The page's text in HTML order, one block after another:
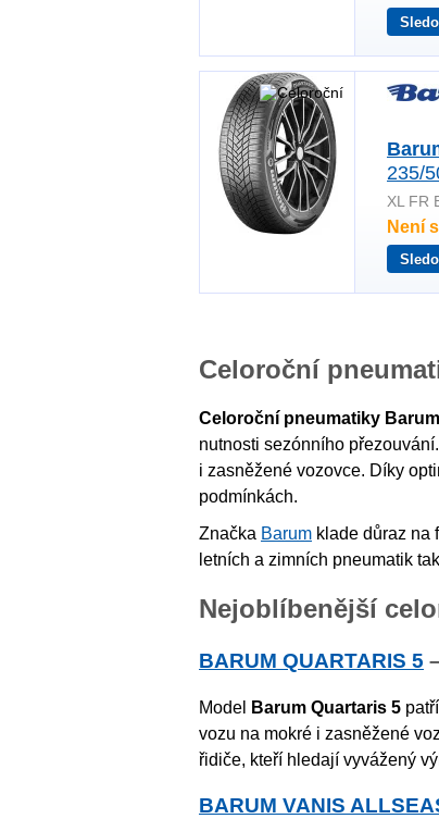
235/
XL FR
Není
Celoroční
Celoroční pneumatiky Barum
nutnosti sezónního
i zasněžené vozovce. Díky
podmínkách.
Značka Barum klade důraz na
letních a zimních pneumatik
Nejoblíbenější
BARUM QUARTARIS 5
Model Barum Quartaris 5
vozu na mokré i zasněžené
řidiče, kteří hledají vyvážený
BARUM VANIS